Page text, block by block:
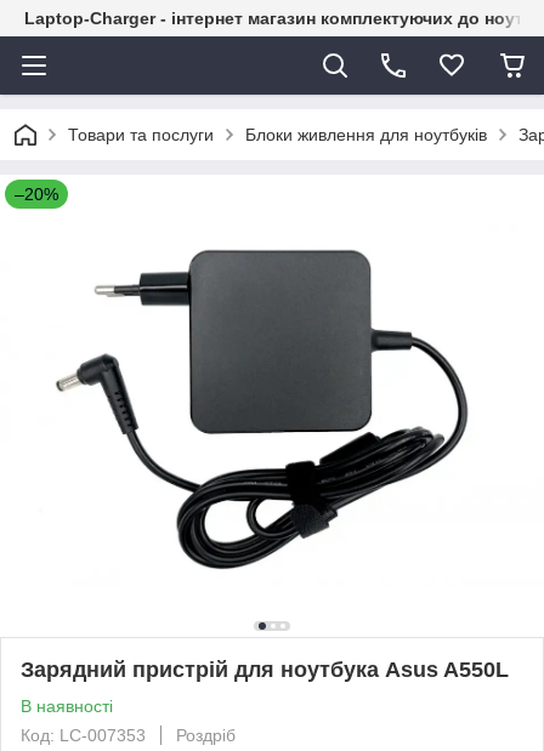
Laptop-Charger - інтернет магазин комплектуючих до
Товари та послуги Блоки живлення для ноутбуків
–20%
Зарядний пристрій для ноутбука Asus A550L
В наявності
Код: LC-007353
Роздріб